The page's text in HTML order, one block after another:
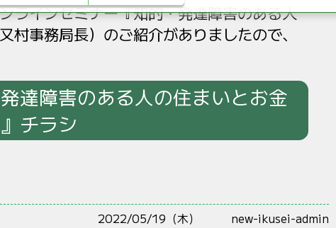
インセミナー『知的・発達障害のある人
事務局長）のご紹介がありましたので、
達障害のある人の住まいとお金
チラシ
2022/05/19（木） new-ikusei-admin